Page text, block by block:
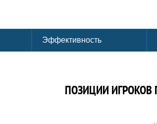
Эффективность
ПОЗИЦИИ ИГРОКОВ